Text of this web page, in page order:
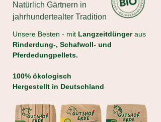
Unsere Besten - mit Langzeitdüngeraus
Rinderdung-, Schafwoll- und
Pferdedungpellets.
100% ökologisch
Hergestellt in Deutschland
Natürlich Gärtnern in
jahrhundertealter Tradition